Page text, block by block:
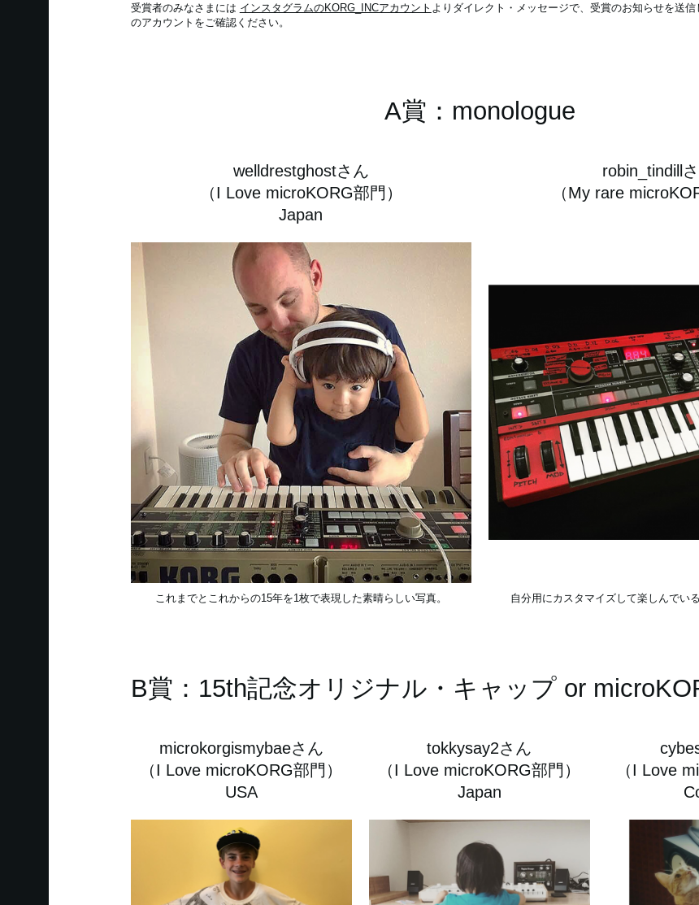
受賞者のみなさまには インスタグラムのKORG_INCアカウント よりダイレクト・メッセージで、受賞のお知らせを送
のアカウントをご確認ください。
A賞：monologue
welldrestghostさん
（I Love microKORG部門）
Japan
これまでとこれからの15年を1枚で表現した素晴らしい写真。
robin_tindill
（My rare
自分用にカスタマイズして楽しんでい
B賞：15th記念オリジナル・キャップ or
microkorgismybaeさん
（I Love microKORG部門）
USA
tokkysay2さん
（I Love microKORG部門）
Japan
（I Love